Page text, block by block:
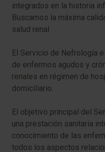
integrados en la historia
Buscamos la máxima
salud renal
El Servicio de Nefrología
de enfermos agudos y
renales en régimen de
domiciliario.
El objetivo principal del
una prestación sanitaria
conocimiento de las
todos los aspectos